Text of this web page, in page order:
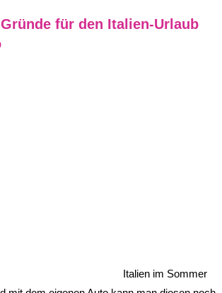
für den Italien-Urlaub
Italien im Sommer